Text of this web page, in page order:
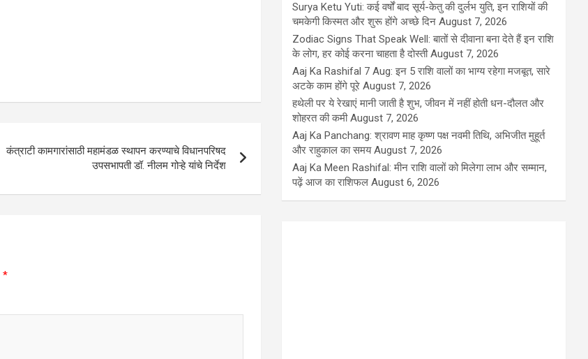
कंत्राटी कामगारांसाठी महामंडळ स्थापन करण्याचे विधानपरिषद
उपसभापती डॉ. नीलम गोऱ्हे यांचे निर्देश
*
Surya Ketu Yuti: कई वर्षों बाद सूर्य-केतु की दुर्लभ युति, इन राशियों की
चमकेगी किस्मत और शुरू होंगे अच्छे दिन August 7, 2026
Zodiac Signs That Speak Well: बातों से दीवाना बना देते हैं इन राशि
के लोग, हर कोई करना चाहता है दोस्ती August 7, 2026
Aaj Ka Rashifal 7 Aug: इन 5 राशि वालों का भाग्य रहेगा मजबूत, सारे
अटके काम होंगे पूरे August 7, 2026
हथेली पर ये रेखाएं मानी जाती है शुभ, जीवन में नहीं होती धन-दौलत और
शोहरत की कमी August 7, 2026
Aaj Ka Panchang: श्रावण माह कृष्ण पक्ष नवमी तिथि, अभिजीत मुहूर्त
और राहुकाल का समय August 7, 2026
Aaj Ka Meen Rashifal: मीन राशि वालों को मिलेगा लाभ और सम्मान,
पढ़ें आज का राशिफल August 6, 2026